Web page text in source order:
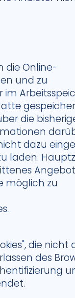
die Online-
und zu
im
die
dazu
laden.
Angebot
möglich zu
die nicht
des